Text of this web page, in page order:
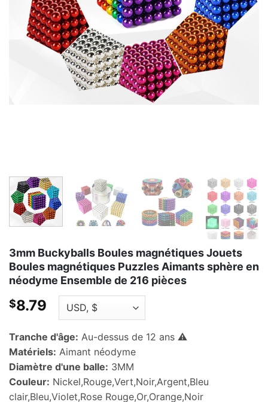
3mm Buckyballs Boules magnétiques Jouets
Boules magnétiques Puzzles Aimants sphère en
néodyme Ensemble de 216 pièces
$8.79
Tranche d'âge: Au-dessus de 12 ans ⚠️
Matériels: Aimant néodyme
Diamètre d'une balle: 3MM
Couleur: Nickel,Rouge,Vert,Noir,Argent,Bleu
clair,Bleu,Violet,Rose Rouge,Or,Orange,Noir